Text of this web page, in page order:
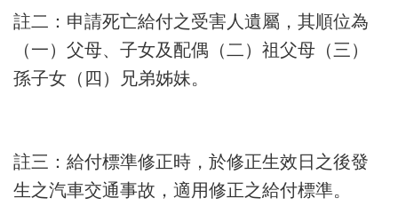
註二：申請死亡給付之受害人遺屬，其順位為
（一）父母、子女及配偶（二）祖父母（三）
孫子女（四）兄弟姊妹。
註三：給付標準修正時，於修正生效日之後發
生之汽車交通事故，適用修正之給付標準。